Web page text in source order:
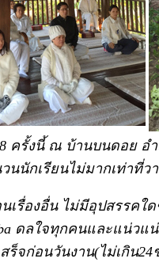
ครั้งนี้ ณ บ้านบนดอย อ
วนนักเรียนไม่มากเท่าที่ว
เรื่องอื่น ไม่มีอุปสรรคใ
ดลใจทุกคนและแน่วแ
ร็จก่อนวันงาน(ไม่เกิน24